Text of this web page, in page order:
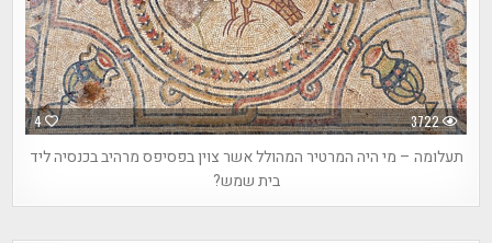
4 3722
תעלומה – מי היה המרטיר המהולל אשר צוין בפסיפס מרהיב בכנסיה ליד
בית שמש?